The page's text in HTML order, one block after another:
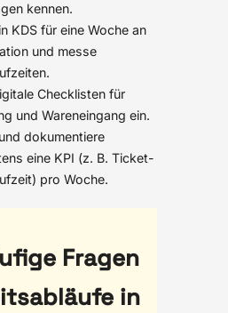
kennen.
KDS für eine Woche an
und messe
Checklisten für
und Wareneingang ein.
dokumentiere
eine KPI (z. B. Ticket-
pro Woche.
Fragen
in